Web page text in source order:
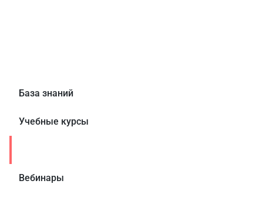
База знаний
Учебные курсы
Вебинары